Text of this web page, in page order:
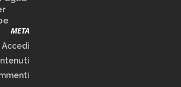
META
Accedi